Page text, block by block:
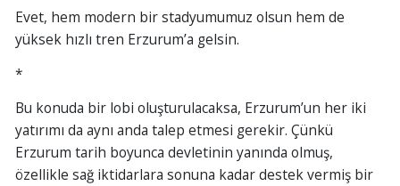
Evet, hem modern bir stadyumumuz olsun hem de
yüksek hızlı tren Erzurum’a gelsin.
*
Bu konuda bir lobi oluşturulacaksa, Erzurum’un her iki
yatırımı da aynı anda talep etmesi gerekir. Çünkü
Erzurum tarih boyunca devletinin yanında olmuş,
özellikle sağ iktidarlara sonuna kadar destek vermiş bir